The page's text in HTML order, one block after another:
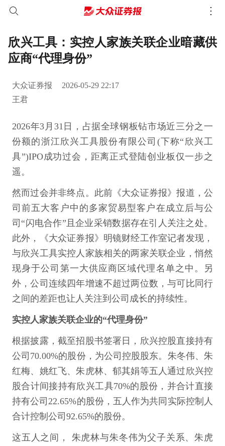
欣兴工具：实控人家族关联企业暗藏供
应商“代理身份”
大众证券报
2026-05-29 22:17
王君
2026年3月31日，占据全球钢板钻市场近三分之一
份额的浙江欣兴工具股份有限公司(下称“欣兴工
具”)IPO成功过会，距离正式登陆创业板仅一步之
遥。
然而过会并非终点。此前《大众证券报》报道，公
司前五大客户中的多家贸易型客户在成立后与公
司“闪电合作”且企业采销数据存在引人关注之处。
此外，《大众证券报》明镜财经工作室记者发现，
与欣兴工具实控人家族相关的两家关联企业，悄然
现身于公司第一大供应商区域代理名单之中。另
外，公司连续四年增速不超过两位数，与可比同行
之间的差距也让人关注到公司成长的持续性。
实控人家族关联企业的“代理身份”
根据披露，截至招股书签署日，欣兴控股直接持有
公司70.00%的股份，为公司控股股东。朱冬伟、朱
红梅、姚红飞、朱虎林、郁其娟等五人通过欣兴控
股合计间接持有欣兴工具70%的股份，并合计直接
持有公司22.65%的股份，五人作为共同实际控制人
合计控制公司92.65%的股份。
这五人之间， 朱虎林与朱冬伟为父子关系、朱虎